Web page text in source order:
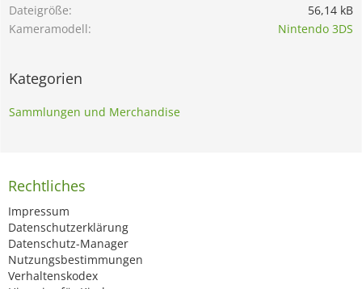
Dateigröße
56,14 kB
Kameramodell
Nintendo 3DS
Kategorien
Sammlungen und Merchandise
Rechtliches
Impressum
Datenschutzerklärung
Datenschutz-Manager
Nutzungsbestimmungen
Verhaltenskodex